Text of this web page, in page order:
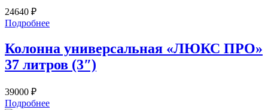
24640 ₽
Подробнее
Колонна универсальная «ЛЮКС ПРО»
37 литров (3″)
39000 ₽
Подробнее